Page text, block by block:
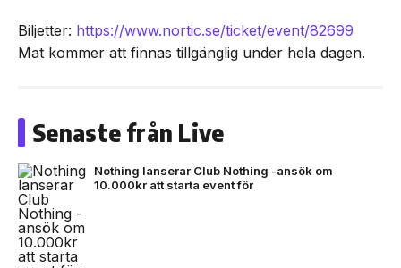
Biljetter: https://www.nortic.se/ticket/event/82699
Mat kommer att finnas tillgänglig under hela dagen.
Senaste från Live
Nothing lanserar Club Nothing -ansök om
10.000kr att starta event för